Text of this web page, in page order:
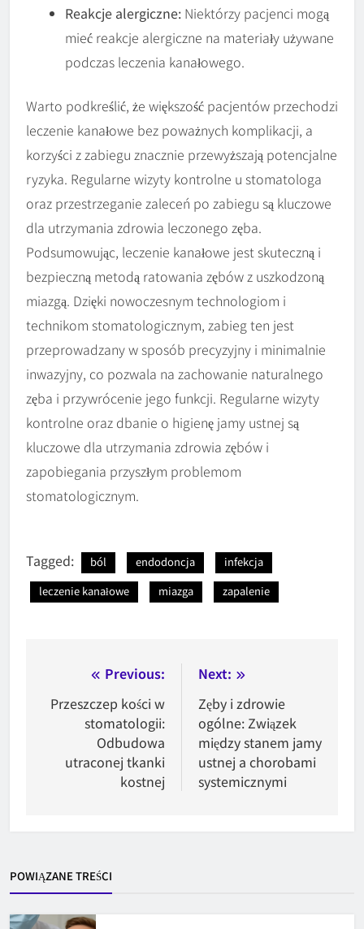
Reakcje alergiczne: Niektórzy pacjenci mogą
mieć reakcje alergiczne na materiały używane
podczas leczenia kanałowego.
Warto podkreślić, że większość pacjentów przechodzi
leczenie kanałowe bez poważnych komplikacji, a
korzyści z zabiegu znacznie przewyższają potencjalne
ryzyka. Regularne wizyty kontrolne u stomatologa
oraz przestrzeganie zaleceń po zabiegu są kluczowe
dla utrzymania zdrowia leczonego zęba.
Podsumowując, leczenie kanałowe jest skuteczną i
bezpieczną metodą ratowania zębów z uszkodzoną
miazgą. Dzięki nowoczesnym technologiom i
technikom stomatologicznym, zabieg ten jest
przeprowadzany w sposób precyzyjny i minimalnie
inwazyjny, co pozwala na zachowanie naturalnego
zęba i przywrócenie jego funkcji. Regularne wizyty
kontrolne oraz dbanie o higienę jamy ustnej są
kluczowe dla utrzymania zdrowia zębów i
zapobiegania przyszłym problemom
stomatologicznym.
Tagged: ból endodoncja
infekcja
leczenie kanałowe
miazga zapalenie
Nawigacja
wpisu
Previous:
Przeszczep kości w
stomatologii:
Odbudowa
utraconej tkanki
kostnej
Next:
Zęby i zdrowie
ogólne: Związek
między stanem jamy
ustnej a chorobami
systemicznymi
POWIĄZANE TREŚCI